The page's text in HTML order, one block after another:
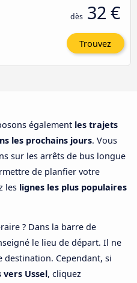
dès 32 €
Trouvez
également les trajets
les prochains jours. Vous
sur les arrêts de bus longue
de planfier votre
les lignes les plus populaires
? Dans la barre de
le lieu de départ. Il ne
destination. Cependant, si
vers Ussel, cliquez